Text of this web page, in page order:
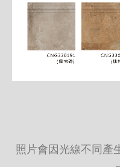
照片會因光線不同產